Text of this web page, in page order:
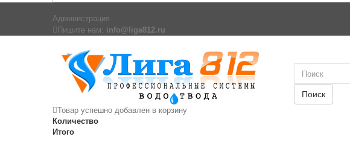
Администрация
Пишите нам: info@liga812.ru
Поиск
Товар успешно добавлен в корзину
Количество
Итого